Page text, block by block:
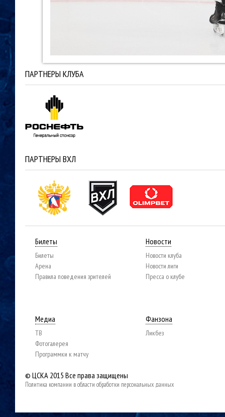
ПАРТНЕРЫ КЛУБА
ПАРТНЕРЫ ВХЛ
Билеты
Билеты
Арена
Правила поведения зрителей
Новости
Новости клуба
Новости лиги
Пресса о клубе
Медиа
ТВ
Фотогалерея
Программки к матчу
Фанзона
Ликбез
© ЦСКА 2015 Все права защищены
Политика компании в области обработки персональных данных